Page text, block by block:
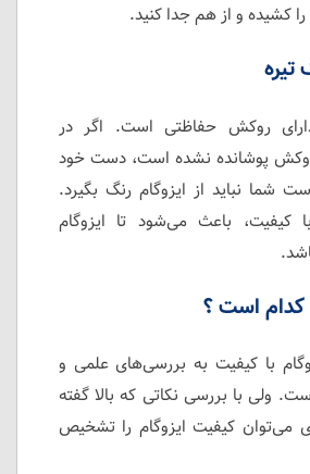
کشیده و از هم جدا کنید.
تیره
دارای روکش حفاظتی است. اگر در
پوشانده نشده است، دست خود
شما نباید از ایزوگام رنگ بگیرد.
کیفیت، باعث می‌شود تا ایزوگام
کدام است ؟
با کیفیت به بررسی‌های علمی و
ولی با بررسی نکاتی که بالا گفته
می‌توان کیفیت ایزوگام را تشخیص